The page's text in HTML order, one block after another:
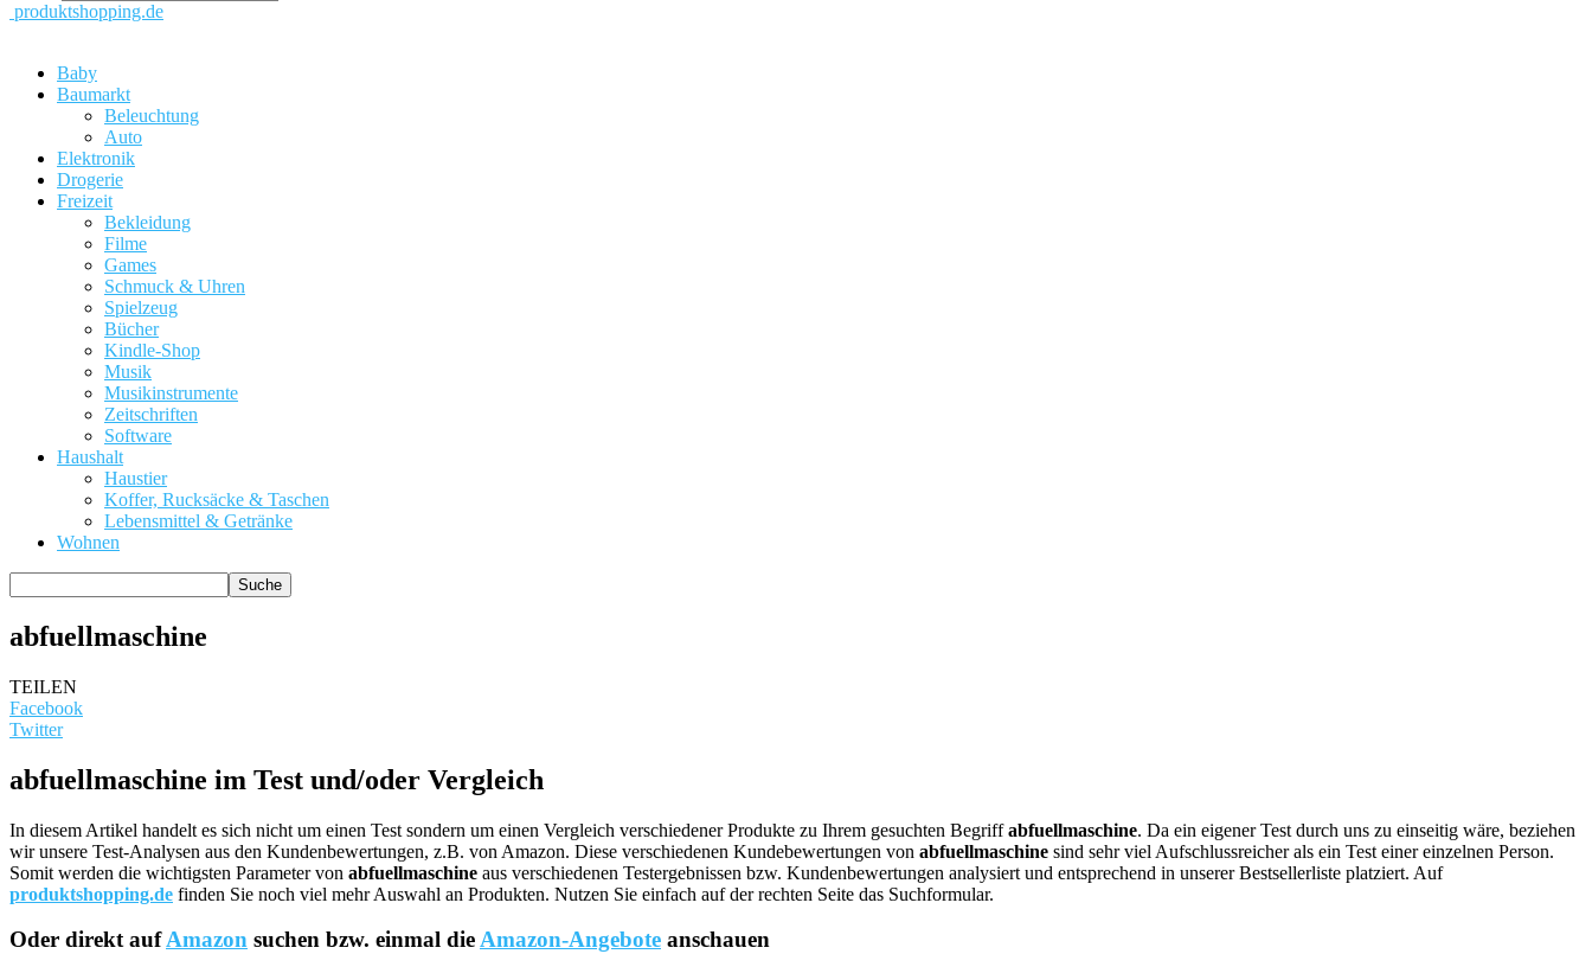
produktshopping.de
Baby
Baumarkt
Beleuchtung
Auto
Elektronik
Drogerie
Freizeit
Bekleidung
Filme
Games
Schmuck & Uhren
Spielzeug
Bücher
Kindle-Shop
Musik
Musikinstrumente
Zeitschriften
Software
Haushalt
Haustier
Koffer, Rucksäcke & Taschen
Lebensmittel & Getränke
Wohnen
abfuellmaschine
TEILEN
Facebook
Twitter
abfuellmaschine im Test und/oder Vergleich
In diesem Artikel handelt es sich nicht um einen Test sondern um einen Vergleich verschiedener Produkte zu Ihrem gesuchten Begriffabfuellmaschine. Da ein eigener Test durch uns zu einseitig wäre, beziehen
wir unsere Test-Analysen aus den Kundenbewertungen, z.B. von Amazon. Diese verschiedenen Kundebewertungen von abfuellmaschine sind sehr viel Aufschlussreicher als ein Test einer einzelnen Person.
Somit werden die wichtigsten Parameter von abfuellmaschine aus verschiedenen Testergebnissen bzw. Kundenbewertungen analysiert und entsprechend in unserer Bestsellerliste platziert. Auf
produktshopping.de finden Sie noch viel mehr Auswahl an Produkten. Nutzen Sie einfach auf der rechten Seite das Suchformular.
Oder direkt aufAmazon suchen bzw. einmal dieAmazon-Angebote anschauen